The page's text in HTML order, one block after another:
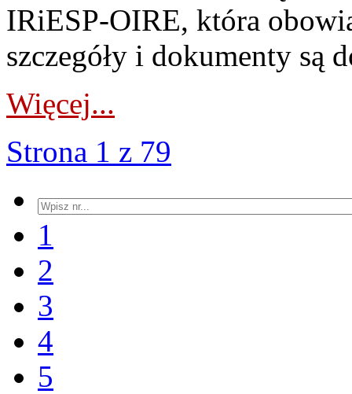
IRiESP‑OIRE, która
szczegóły i dokumenty są
Więcej...
Strona 1 z 79
1
2
3
4
5